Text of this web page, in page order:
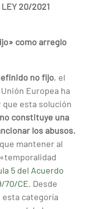
20/2021
como arreglo
no fijo, el
Europea ha
esta solución
no constituye una
los abusos.
mantener al
5 del Acuerdo
70/CE. Desde
esta categoría